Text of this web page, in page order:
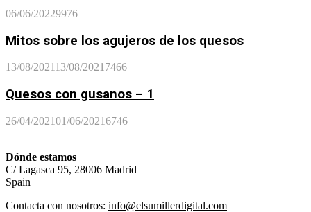
06/06/20229976
Mitos sobre los agujeros de los quesos
13/08/202113/08/20217466
Quesos con gusanos – 1
26/04/202101/06/20216746
Dónde estamos
C/ Lagasca 95, 28006 Madrid
Spain
Contacta con nosotros: info@elsumillerdigital.com